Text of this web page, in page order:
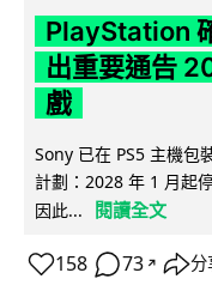
PlayStation
出重要通告
戲
Sony 已在 PS5 主機包
計劃：2028 年 1 月起
因此...
閱讀全文
158 73 ↗ 分